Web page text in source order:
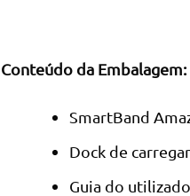
Conteúdo da Embalagem:
SmartBand
Dock de
Guia do